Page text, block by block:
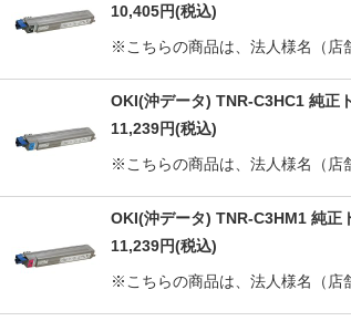
10,405円(税込)
※こちらの商品は、法人様名（店
OKI(沖データ) TNR-C3HC1 純正
11,239円(税込)
※こちらの商品は、法人様名（店
OKI(沖データ) TNR-C3HM1 純正
11,239円(税込)
※こちらの商品は、法人様名（店